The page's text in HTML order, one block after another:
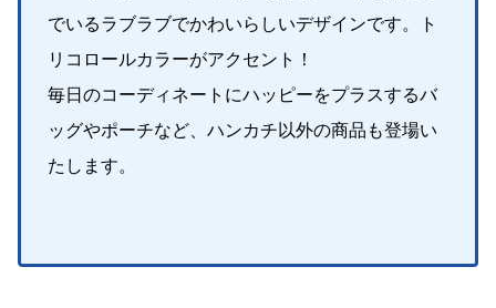
でいるラブラブでかわいらしいデザインです。ト
リコロールカラーがアクセント！
毎日のコーディネートにハッピーをプラスするバ
ッグやポーチなど、ハンカチ以外の商品も登場い
たします。